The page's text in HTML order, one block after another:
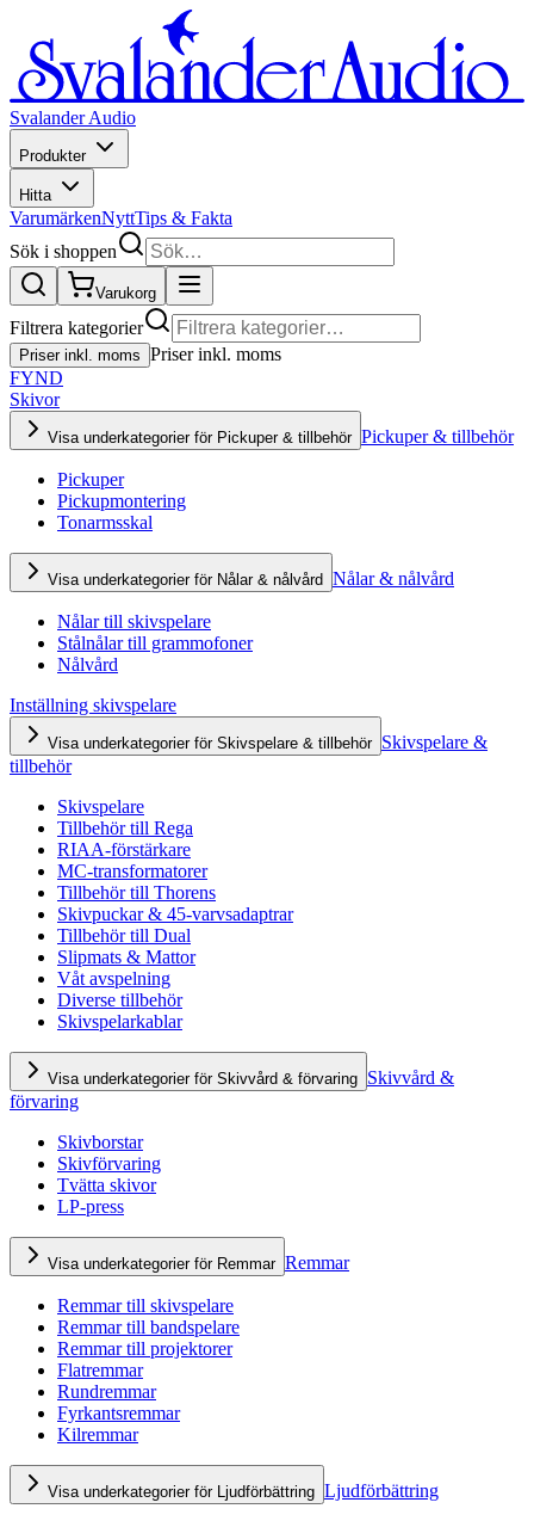
Svalander Audio
Produkter
Hitta
VarumärkenNyttTips & Fakta
Sök i shoppen
Varukorg
Filtrera kategorier
Priser inkl. moms Priser inkl. moms
FYND
Skivor
Visa underkategorier för Pickuper & tillbehör Pickuper & tillbehör
Pickuper
Pickupmontering
Tonarmsskal
Visa underkategorier för Nålar & nålvård Nålar & nålvård
Nålar till skivspelare
Stålnålar till grammofoner
Nålvård
Inställning skivspelare
Visa underkategorier för Skivspelare & tillbehör Skivspelare &
tillbehör
Skivspelare
Tillbehör till Rega
RIAA-förstärkare
MC-transformatorer
Tillbehör till Thorens
Skivpuckar & 45-varvsadaptrar
Tillbehör till Dual
Slipmats & Mattor
Våt avspelning
Diverse tillbehör
Skivspelarkablar
Visa underkategorier för Skivvård & förvaring Skivvård &
förvaring
Skivborstar
Skivförvaring
Tvätta skivor
LP-press
Visa underkategorier för Remmar Remmar
Remmar till skivspelare
Remmar till bandspelare
Remmar till projektorer
Flatremmar
Rundremmar
Fyrkantsremmar
Kilremmar
Visa underkategorier för Ljudförbättring Ljudförbättring